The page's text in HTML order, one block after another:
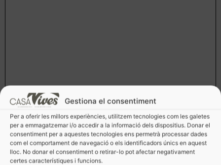
Gestiona el consentiment
Per a oferir les millors experiències, utilitzem tecnologies com les galetes
per a emmagatzemar i/o accedir a la informació dels dispositius. Donar el
consentiment per a aquestes tecnologies ens permetrà processar dades
com el comportament de navegació o els identificadors únics en aquest
lloc. No donar el consentiment o retirar-lo pot afectar negativament
certes característiques i funcions.